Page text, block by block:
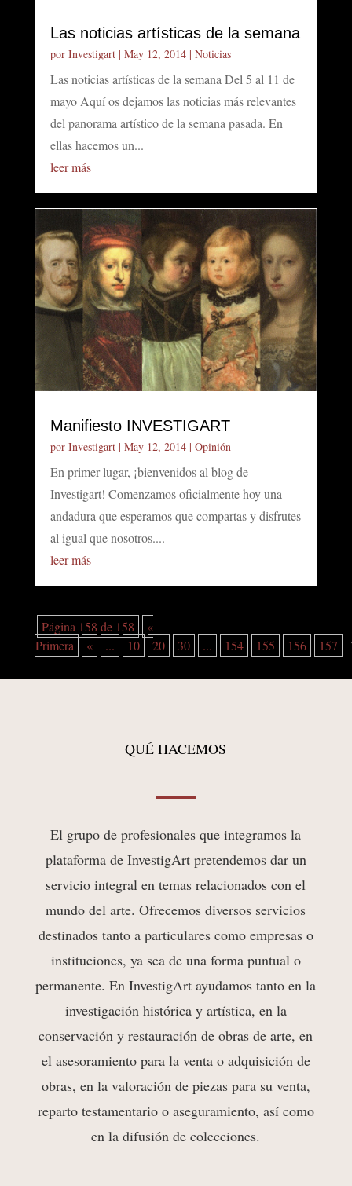
Las noticias artísticas de la semana
por Investigart| May 12, 2014| Noticias
Las noticias artísticas de la semana Del 5 al 11 de
mayo Aquí os dejamos las noticias más relevantes
del panorama artístico de la semana pasada. En
ellas hacemos un...
leer más
Manifiesto INVESTIGART
por Investigart| May 12, 2014| Opinión
En primer lugar, ¡bienvenidos al blog de
Investigart! Comenzamos oficialmente hoy una
andadura que esperamos que compartas y disfrutes
al igual que nosotros....
leer más
Página 158 de 158
«
Primera
« ... 10 20 30 ... 154 155 156 157
QUÉ HACEMOS
El grupo de profesionales que integramos la
plataforma de InvestigArt pretendemos dar un
servicio integral en temas relacionados con el
mundo del arte. Ofrecemos diversos servicios
destinados tanto a particulares como empresas o
instituciones, ya sea de una forma puntual o
permanente. En InvestigArt ayudamos tanto en la
investigación histórica y artística, en la
conservación y restauración de obras de arte, en
el asesoramiento para la venta o adquisición de
obras, en la valoración de piezas para su venta,
reparto testamentario o aseguramiento, así como
en la difusión de colecciones.